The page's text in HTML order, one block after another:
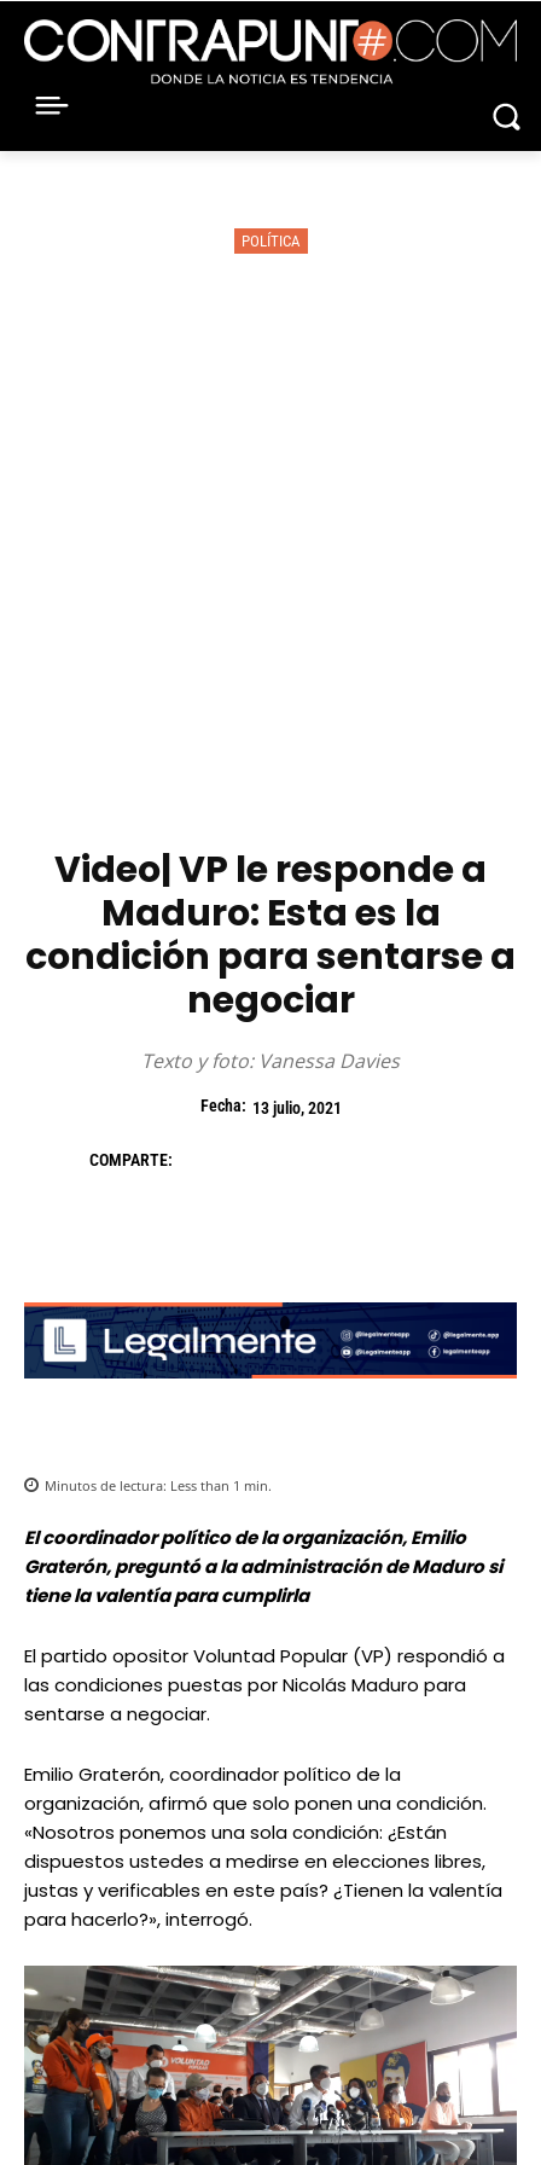
POLÍTICA
Video| VP le responde a
Maduro: Esta es la
condición para sentarse a
negociar
Texto y foto: Vanessa Davies
Fecha: 13 julio, 2021
COMPARTE:
Minutos de lectura: Less than 1 min.
El coordinador político de la organización, Emilio
Graterón, preguntó a la administración de Maduro si
tiene la valentía para cumplirla
El partido opositor Voluntad Popular (VP) respondió a
las condiciones puestas por Nicolás Maduro para
sentarse a negociar.
Emilio Graterón, coordinador político de la
organización, afirmó que solo ponen una condición.
«Nosotros ponemos una sola condición: ¿Están
dispuestos ustedes a medirse en elecciones libres,
justas y verificables en este país? ¿Tienen la valentía
para hacerlo?», interrogó.